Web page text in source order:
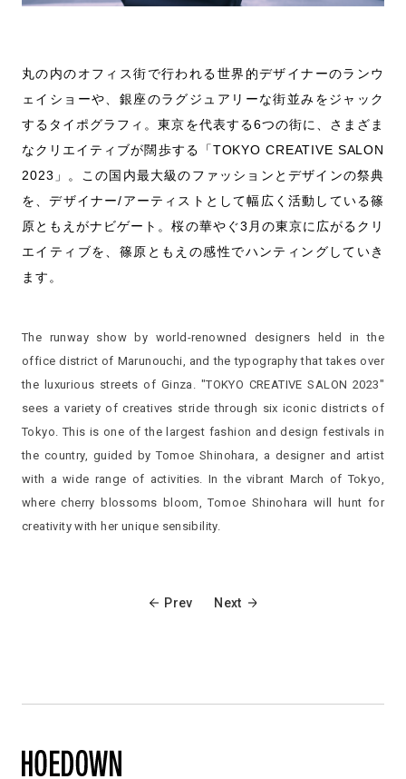
丸の内のオフィス街で行われる世界的デザイナーのランウ
ェイショーや、銀座のラグジュアリーな街並みをジャック
するタイポグラフィ。東京を代表する6つの街に、さまざま
なクリエイティブが闊歩する「TOKYO CREATIVE SALON
2023」。この国内最大級のファッションとデザインの祭典
を、デザイナー/アーティストとして幅広く活動している篠
原ともえがナビゲート。桜の華やぐ3月の東京に広がるクリ
エイティブを、篠原ともえの感性でハンティングしていき
ます。
The runway show by world-renowned designers held in the
office district of Marunouchi, and the typography that takes over
the luxurious streets of Ginza. "TOKYO CREATIVE SALON 2023"
sees a variety of creatives stride through six iconic districts of
Tokyo. This is one of the largest fashion and design festivals in
the country, guided by Tomoe Shinohara, a designer and artist
with a wide range of activities. In the vibrant March of Tokyo,
where cherry blossoms bloom, Tomoe Shinohara will hunt for
creativity with her unique sensibility.
Prev Next